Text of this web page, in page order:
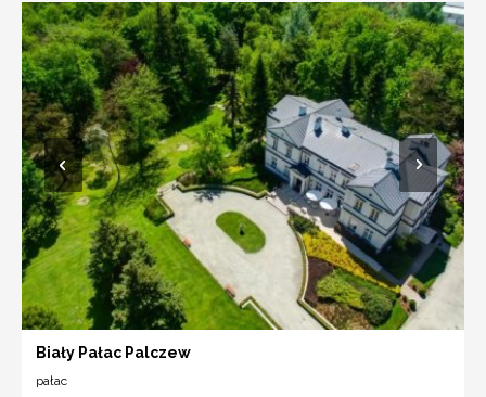
Biały Pałac Palczew
pałac